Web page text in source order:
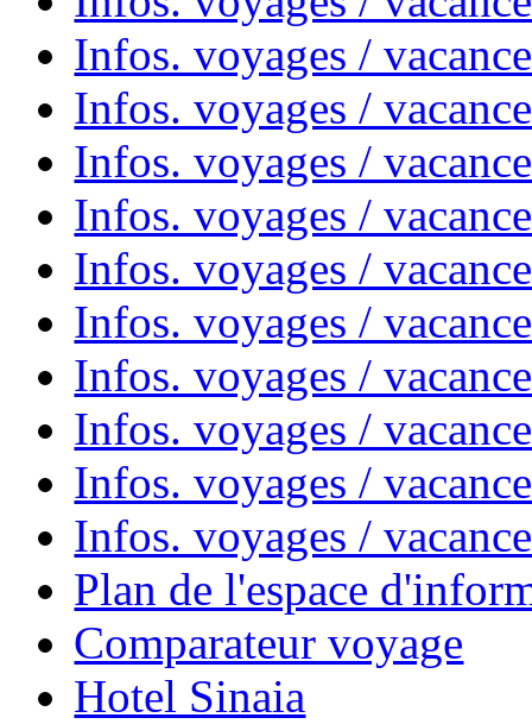
Infos. voyages /
Infos. voyages /
Infos. voyages /
Infos. voyages /
Infos. voyages /
Infos. voyages /
Infos. voyages /
Infos. voyages /
Infos. voyages /
Infos. voyages /
Plan de l'espace
Comparateur voyage
Hotel Sinaia